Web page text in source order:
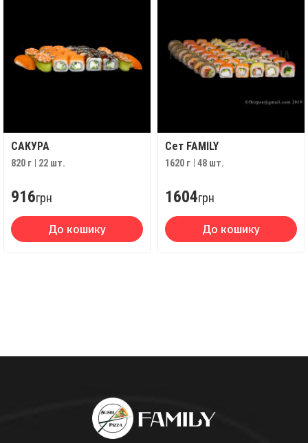
САКУРА
820 г 22 шт.
916грн
До кошику
Сет FAMILY
1620 г 48 шт.
1604грн
До кошику